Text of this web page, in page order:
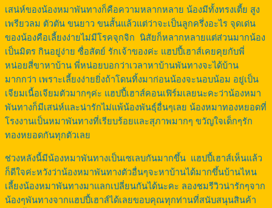
เสน่ห์ของน้องหมาพันทางก็คือความหลากหลาย น้องมีทั้งทรงเตี้ย สูง
เพรียวลม ตัวตัน ขนยาว ขนสั้นแล้วแต่ว่าจะเป็นลูกครึ่งอะไร จุดเด่น
ของน้องคือเลี้ยงง่ายไม่มีโรคจุกจิก นิสัยก็หลากหลายแต่ส่วนมากน้อง
เป็นมิตร กินอยู่ง่าย ซื่อสัตย์ รักเจ้าของค่ะ แฮปปี้เฮาส์เคยคุยกับพี่
หน่อยสี่ขาหาบ้าน พี่หน่อยบอกว่าเวลาหาบ้านพันทางจะได้บ้าน
มากกว่า เพราะเลี้ยงง่ายยิ่งถ้าโดนทิ้งมาก่อนน้องจะนอบน้อม อยู่เป็น
เจียมเนื้อเจียมตัวมากๆค่ะ แฮปปี้เฮาส์คอนเฟิร์มเลยนะคะว่าน้องหมา
พันทางก็มีเสน่ห์และน่ารักไม่แพ้น้องพันธุ์อื่นๆเลย น้องหมาทองหยอดที่
โรงงานเป็นหมาพันทางที่เรียบร้อยและสุภาพมากๆ ขวัญใจเด็กๆรัก
ทองหยอดกันทุกตัวเลย
ช่วงหลังนี้มีน้องหมาพันทางเป็นเซเลบกันมากขึ้น แฮปปี้เฮาส์เห็นแล้ว
ก็ดีใจค่ะหวังว่าน้องหมาพันทางตัวอื่นๆจะหาบ้านได้มากขึ้นบ้านไหน
เลี้ยงน้องหมาพันทางมาแลกเปลี่ยนกันได้นะคะ ลองชมรีวิวน่ารักๆจาก
น้องๆพันทางจากแฮปปี้เฮาส์ได้เลยขอบคุณทุกท่านที่สนับสนุนสินค้า